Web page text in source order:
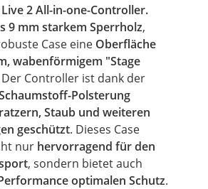
Live2 All-in-one-Controller.
9 mm starkem Sperrholz,
Case eine Oberfläche
wabenförmigem "Stage
Der Controller ist dank der
Polsterung
Staub und weiteren
geschützt. Dieses Case
nur hervorragend für den
, sondern bietet auch
optimalen Schutz.